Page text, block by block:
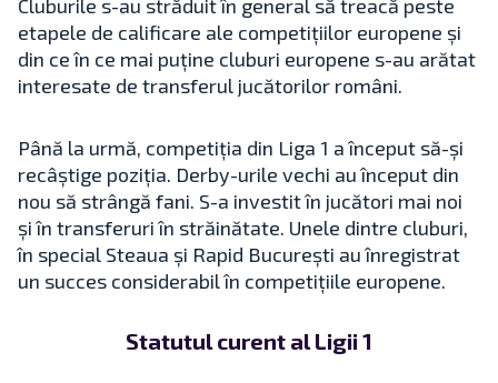
Cluburile s-au străduit în general să treacă peste
etapele de calificare ale competițiilor europene și
din ce în ce mai puține cluburi europene s-au arătat
interesate de transferul jucătorilor români.
Până la urmă, competiția din Liga 1 a început să-și
recâștige poziția. Derby-urile vechi au început din
nou să strângă fani. S-a investit în jucători mai noi
și în transferuri în străinătate. Unele dintre cluburi,
în special Steaua și Rapid București au înregistrat
un succes considerabil în competițiile europene.
Statutul curent al Ligii 1